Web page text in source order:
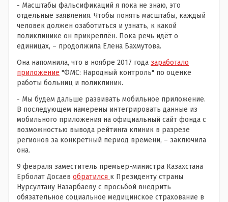
- Масштабы фальсификаций я пока не знаю, это
отдельные заявления. Чтобы понять масштабы, каждый
человек должен озаботиться и узнать, к какой
поликлинике он прикреплён. Пока речь идёт о
единицах, – продолжила Елена Бахмутова.
Она напомнила, что в ноябре 2017 года заработало
приложение "ФМС: Народный контроль" по оценке
работы больниц и поликлиник.
- Мы будем дальше развивать мобильное приложение.
В последующем намерены интегрировать данные из
мобильного приложения на официальный сайт фонда с
возможностью вывода рейтинга клиник в разрезе
регионов за конкретный период времени, – заключила
она.
9 февраля заместитель премьер-министра Казахстана
Ерболат Досаев обратился к Президенту страны
Нурсултану Назарбаеву с просьбой внедрить
обязательное социальное медицинское страхование в